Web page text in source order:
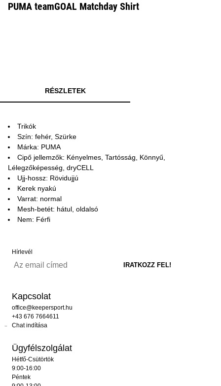
PUMA teamGOAL Matchday Shirt
RÉSZLETEK
Trikók
Szín: fehér, Szürke
Márka: PUMA
Cipő jellemzők: Kényelmes, Tartósság, Könnyű,
Lélegzőképesség, dryCELL
Ujj-hossz: Rövidujjú
Kerek nyakú
Varrat: normal
Mesh-betét: hátul, oldalsó
Nem: Férfi
Hírlevél
Kapcsolat
office@keepersport.hu
+43 676 7664611
Chat indítása
Ügyfélszolgálat
Hétfő-Csütörtök
9:00-16:00
Péntek